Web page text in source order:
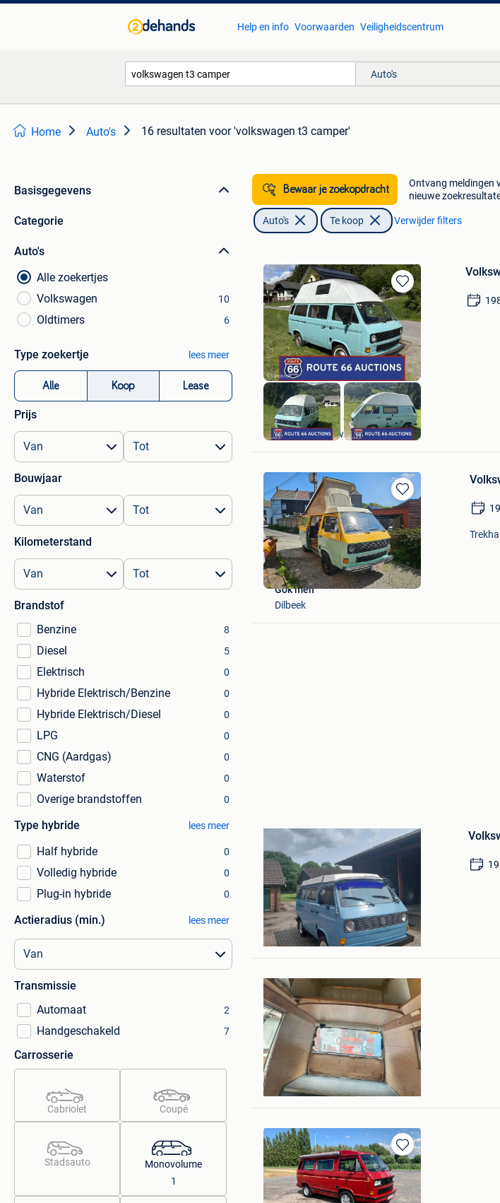
Help en info Voorwaarden Veiligheidscentrum
Auto's
Home Auto's 16 resultaten voor 'volkswagen t3 camper'
Basisgegevens
Categorie
Auto's
Alle zoekertjes
Volkswagen
10
Oldtimers 6
Type zoekertje lees meer
Alle Koop Lease
Prijs
Bouwjaar
Kilometerstand
Brandstof
Benzine
8
Diesel 5
Elektrisch 0
Hybride Elektrisch/Benzine 0
Hybride Elektrisch/Diesel 0
LPG 0
CNG (Aardgas) 0
Waterstof 0
Overige brandstoffen 0
Type hybride lees meer
Half hybride 0
Volledig hybride 0
Plug-in hybride 0
Actieradius (min.) lees meer
Transmissie
Automaat
2
Handgeschakeld 7
Carrosserie
Cabriolet Coupé
Stadsauto
Monovolume
1
Bewaar je zoekopdracht
Ontvang meldingen
nieuwe
Auto's Te koop Verwijder filters
Bewaren
in
Mijn
Favorieten
Route 66 Auctions
Waalwijk
Bewaren
in
Mijn
Favorieten
Gok men
Dilbeek
Mijn
Favorieten
HAT
Utrecht
Favorieten
Staden
Bewaren
in
Mijn
Favorieten